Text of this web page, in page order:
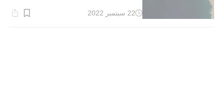
وقت
22 سبتمبر 2022